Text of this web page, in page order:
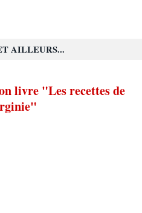
AILLEURS...
livre "Les recettes de